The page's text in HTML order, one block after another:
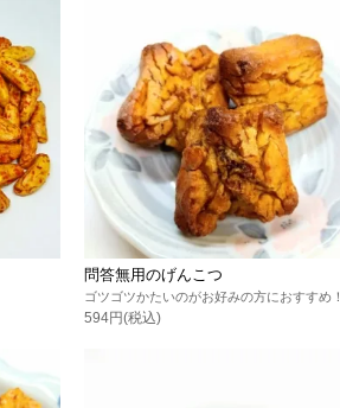
問答無用のげんこつ
ゴツゴツかたいのがお好みの方におすすめ！
594円(税込)